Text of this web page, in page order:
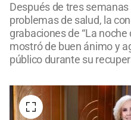
Después de tres
problemas de salud, la
grabaciones de “La
mostró de buen ánimo y
público durante su